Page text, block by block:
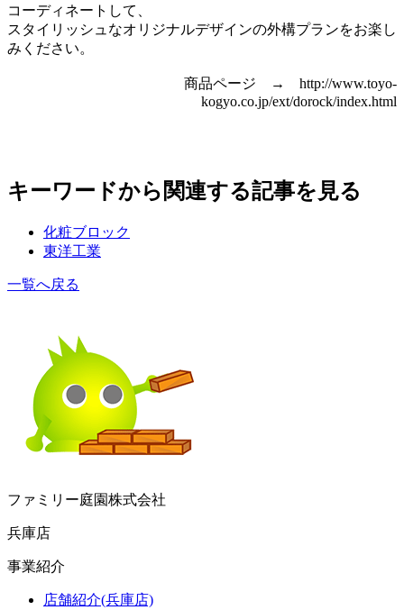
コーディネートして、
スタイリッシュなオリジナルデザインの外構プランをお楽し
みください。
商品ページ → http://www.toyo-
kogyo.co.jp/ext/dorock/index.html
キーワードから関連する記事を見る
化粧ブロック
東洋工業
一覧へ戻る
ファミリー庭園株式会社
兵庫店
事業紹介
店舗紹介(兵庫店)